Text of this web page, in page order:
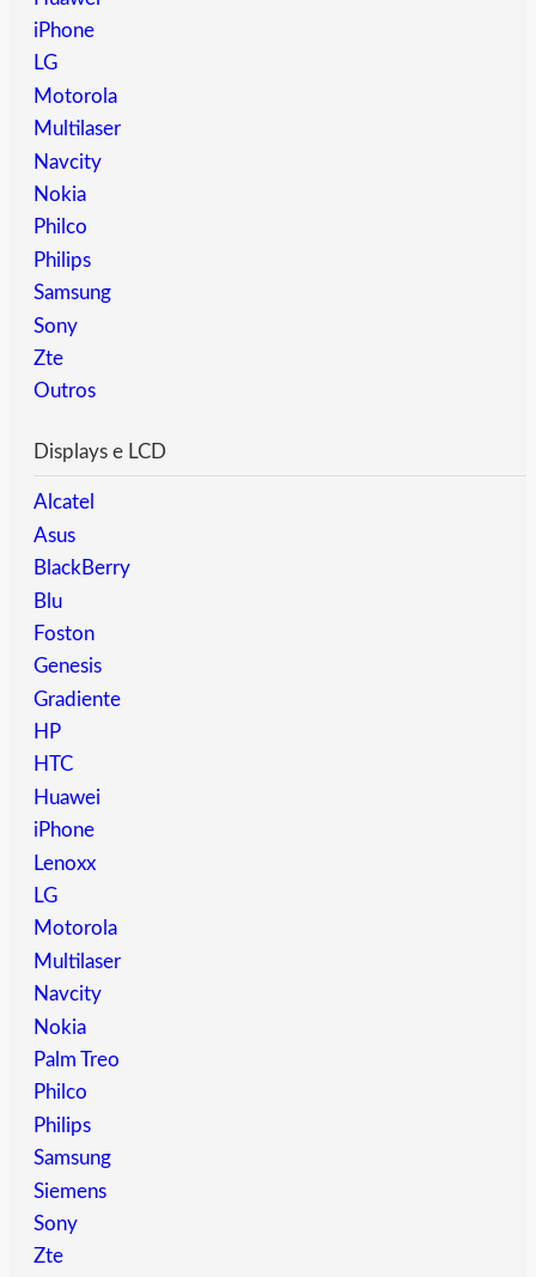
iPhone
LG
Motorola
Multilaser
Navcity
Nokia
Philco
Philips
Samsung
Sony
Zte
Outros
Displays e LCD
Alcatel
Asus
BlackBerry
Blu
Foston
Genesis
Gradiente
HP
HTC
Huawei
iPhone
Lenoxx
LG
Motorola
Multilaser
Navcity
Nokia
Palm Treo
Philco
Philips
Samsung
Siemens
Sony
Zte